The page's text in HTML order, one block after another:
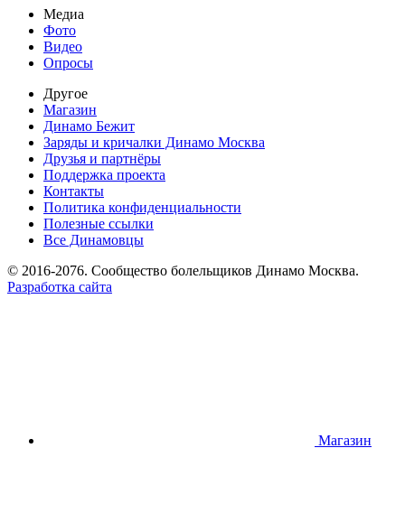
Медиа
Фото
Видео
Опросы
Другое
Магазин
Динамо Бежит
Заряды и кричалки Динамо Москва
Друзья и партнёры
Поддержка проекта
Контакты
Политика конфиденциальности
Полезные ссылки
Все Динамовцы
© 2016-2076. Сообщество болельщиков Динамо Москва.
Разработка сайта
Магазин